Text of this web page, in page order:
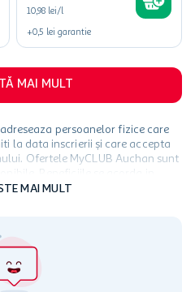
10,98 lei/l
+0,5 lei garantie
MAI MULT
persoanelor fizice care
la data inscrierii și care accepta
Ofertele MyCLUB Auchan sunt
data in perioada promotiei.
in Termene si Conditii. Auchan
utilizarii Cardului in perioada in
in perioada in care sunt efectuate
MAI MULT